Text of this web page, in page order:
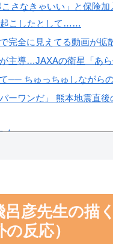
こさなきゃいい」と保険
起こしたとして……
完全に見えてる動画が
主導…JAXAの衛星「あ
── ちゅっちゅしながら
ーワンだ」 熊本地震直
女ｗｗｗ
RSS
呂彦先生の描
反応）